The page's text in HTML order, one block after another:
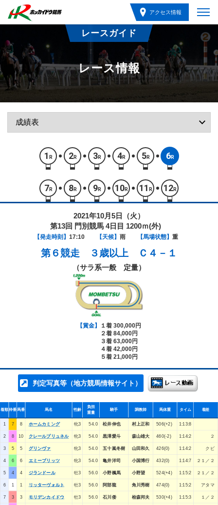
アクセス情報
レースガイド
レース情報
1 R 2R 3R 4R 5R 6R
7 R 8R 9R 10R 11 R 12R
2021年10月5日（火）
第13回 門別競馬 4日目 1200ｍ(外)
【発走時刻】 17:10 【天候】 雨 【馬場状態】 重
第６競走 ３歳以上 Ｃ４－１
（サラ系一般 定量）
【賞金】
１着 300,000円
２着 84,000円
３着 63,000円
４着 42,000円
５着 21,000円
判定写真等（地方競馬情報サイト）
着順枠番馬番 馬名 性齢
負担
重量
騎手 調教師 馬体重 タイム 着差
1 7 8 ホームカミング 牝3 54.0 松井伸也 村上正和 506(+2) 1:13:8
2 8 10 クレールプリュネル 牝3 54.0 黒澤愛斗 森山雄大 460(-2) 1:14:2 ２
3 5 5 グリンヴァ 牝3 54.0 五十嵐冬樹 山田和久 426(0) 1:14:2 クビ
4 6 6 エミーブリッツ 牝3 54.0 亀井洋司 小国博行 432(0) 1:14:7 ２１／２
5 4 4 ジランドール 牡3 56.0 小野楓馬 小野望 524(+4) 1:15:2 ２１／２
6 1 1 リッターヴォルト 牡3 56.0 阿部龍 角川秀樹 474(0) 1:15:2 アタマ
7 3 3 モリデンカイドウ 牡3 56.0 石川倭 桧森邦夫 530(+4) 1:15:3 １／２